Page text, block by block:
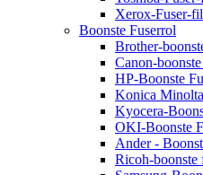
Xerox-Fuser-
Boonste Fuserrol
Brother-
Canon-
HP-Boonste
Konica
Kyocera-
OKI-Boonste
Ander -
Ricoh-boonste